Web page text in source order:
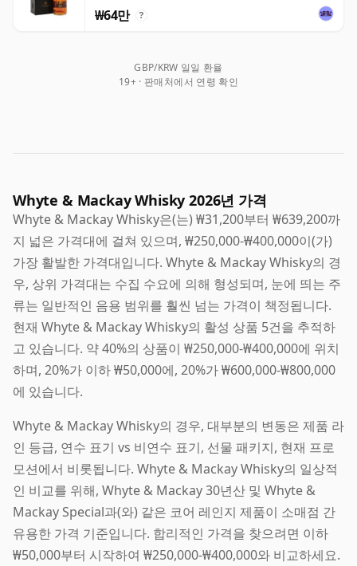
₩64만 ?
GBP/KRW 일일 환율
19+ · 판매처에서 연령 확인
Whyte & Mackay Whisky 2026년 가격
Whyte & Mackay Whisky은(는) ₩31,200부터 ₩639,200까
지 넓은 가격대에 걸쳐 있으며, ₩250,000-₩400,000이(가)
가장 활발한 가격대입니다. Whyte & Mackay Whisky의 경
우, 상위 가격대는 수집 수요에 의해 형성되며, 눈에 띄는 주
류는 일반적인 음용 범위를 훨씬 넘는 가격이 책정됩니다.
현재 Whyte & Mackay Whisky의 활성 상품 5건을 추적하
고 있습니다. 약 40%의 상품이 ₩250,000-₩400,000에 위치
하며, 20%가 이하 ₩50,000에, 20%가 ₩600,000-₩800,000
에 있습니다.
Whyte & Mackay Whisky의 경우, 대부분의 변동은 제품 라
인 등급, 연수 표기 vs 비연수 표기, 선물 패키지, 현재 프로
모션에서 비롯됩니다. Whyte & Mackay Whisky의 일상적
인 비교를 위해, Whyte & Mackay 30년산 및 Whyte &
Mackay Special과(와) 같은 코어 레인지 제품이 소매점 간
유용한 가격 기준입니다. 합리적인 가격을 찾으려면 이하
₩50,000부터 시작하여 ₩250,000-₩400,000와 비교하세요.